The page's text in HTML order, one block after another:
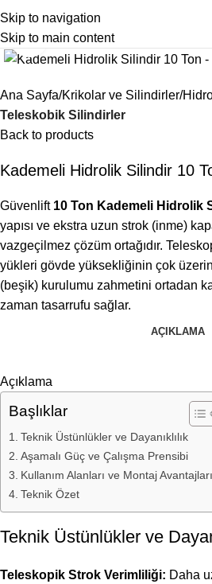
Skip to navigation
Skip to main content
Click to enlarge
Ana Sayfa Krikolar ve Silindirler
Teleskobik Silindirler
Back to products
Kademeli Hidrolik Silindir 10
Güvenlift 10 Ton Kademeli Hidrolik
yapısı ve ekstra uzun strok (inme)
vazgeçilmez çözüm ortağıdır.
yükleri gövde yüksekliğinin çok
(beşik) kurulumu zahmetini ortadan
zaman tasarrufu sağlar.
AÇIKLAMA
Açıklama
Başlıklar
Teknik Üstünlükler ve Dayanıklılık
Aşamalı Güç ve Çalışma Prensibi
Kullanım Alanları ve Montaj Avantajları
Teknik Özet
Teknik Üstünlükler ve
Teleskopik Strok Verimliliği: Daha